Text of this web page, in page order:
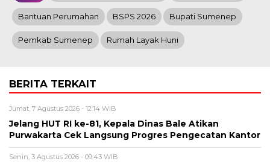
Bantuan Perumahan BSPS 2026 Bupati Sumenep
Pemkab Sumenep Rumah Layak Huni
BERITA TERKAIT
Jumat, 7 Agustus 2026 - 12:14 WIB
Jelang HUT RI ke-81, Kepala Dinas Bale Atikan
Purwakarta Cek Langsung Progres Pengecatan Kantor
Senin, 3 Agustus 2026 - 09:43 WIB